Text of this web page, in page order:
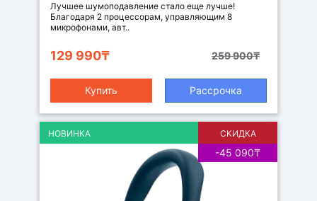
Лучшее шумоподавление стало еще лучше!
Благодаря 2 процессорам, управляющим 8
микрофонами, авт..
259 900₸
129 990₸
Купить Рассрочка
НОВИНКА СКИДКА
-45 090₸